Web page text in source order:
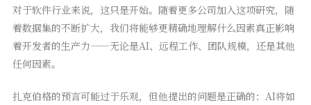
对于软件行业来说，这只是开始。随着更多公司加入这项研究，随
着数据集的不断扩大，我们将能够更精确地理解什么因素真正影响
着开发者的生产力——无论是AI、远程工作、团队规模，还是其他
任何因素。
扎克伯格的预言可能过于乐观，但他提出的问题是正确的：AI将如